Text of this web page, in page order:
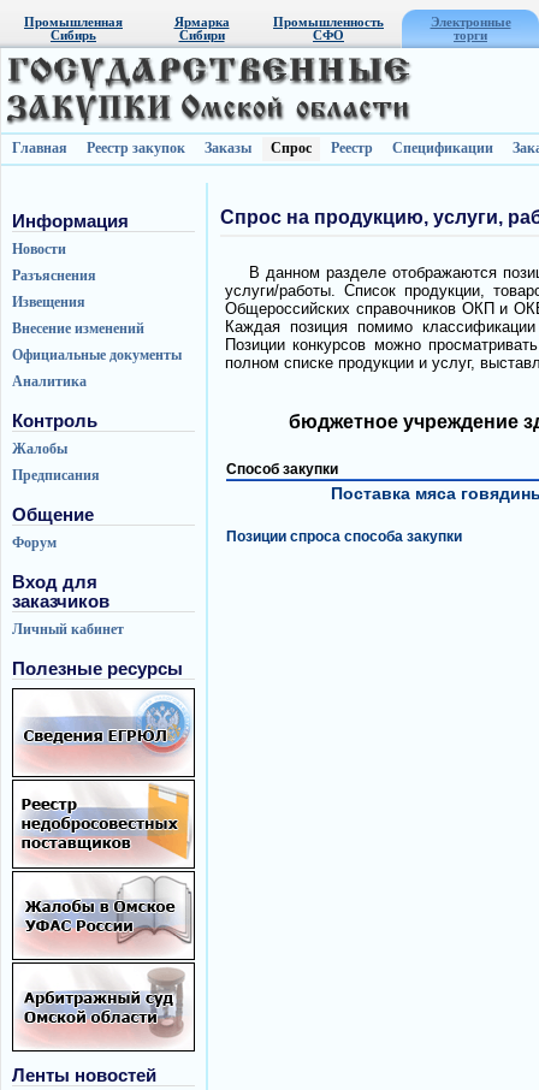
Промышленная
Сибирь
Ярмарка
Сибири
Промышленность
СФО
Электронные
торги
Главная Реестр закупок Заказы Спрос Реестр Спецификации
Информация
Новости
Разъяснения
Извещения
Внесение изменений
Официальные документы
Аналитика
Контроль
Жалобы
Предписания
Общение
Форум
Вход для
заказчиков
Личный кабинет
Полезные ресурсы
Ленты новостей
Спрос на продукцию, услуги,
В данном разделе отображаются
услуги/работы. Список продукции,
Общероссийских справочников ОКП и
Каждая позиция помимо
Позиции конкурсов можно
полном списке продукции и услуг,
бюджетное учреждение
Способ закупки
Поставка мяса
Позиции спроса способа закупки